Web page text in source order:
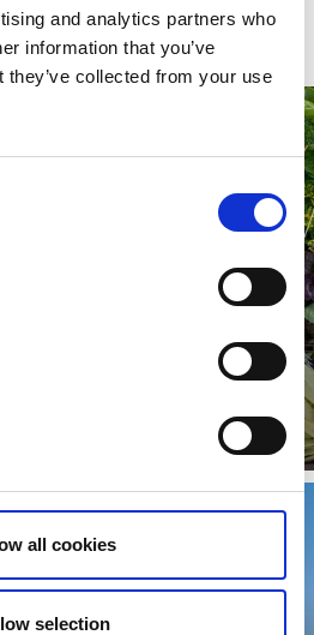
and analytics partners who
information that you’ve
they’ve collected from your use
all cookies
selection
gårdsbutiker här